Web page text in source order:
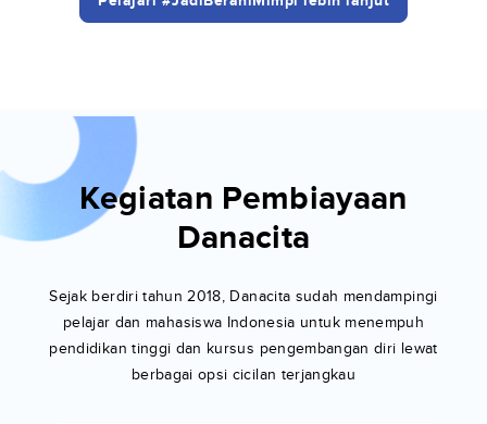
Kegiatan Pembiayaan
Danacita
Sejak berdiri tahun 2018, Danacita sudah mendampingi
pelajar dan mahasiswa Indonesia untuk menempuh
pendidikan tinggi dan kursus pengembangan diri lewat
berbagai opsi cicilan terjangkau